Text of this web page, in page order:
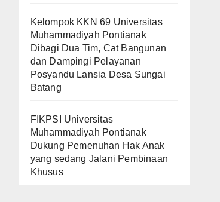
Kelompok KKN 69 Universitas
Muhammadiyah Pontianak
Dibagi Dua Tim, Cat Bangunan
dan Dampingi Pelayanan
Posyandu Lansia Desa Sungai
Batang
FIKPSI Universitas
Muhammadiyah Pontianak
Dukung Pemenuhan Hak Anak
yang sedang Jalani Pembinaan
Khusus